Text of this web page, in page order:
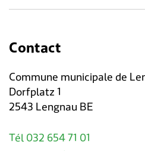
Contact
Commune municipale de
Dorfplatz 1
2543 Lengnau BE
Tél 032 654 71 01